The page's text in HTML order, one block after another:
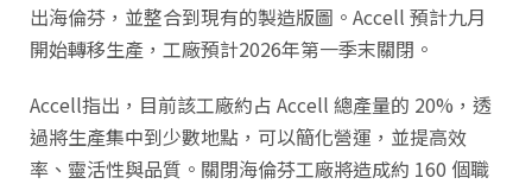
出海倫芬，並整合到現有的製造版圖。Accell 預計九月
開始轉移生產，工廠預計2026年第一季末關閉。
Accell指出，目前該工廠約占 Accell 總產量的 20%，透
過將生產集中到少數地點，可以簡化營運，並提高效
率、靈活性與品質。關閉海倫芬工廠將造成約 160 個職